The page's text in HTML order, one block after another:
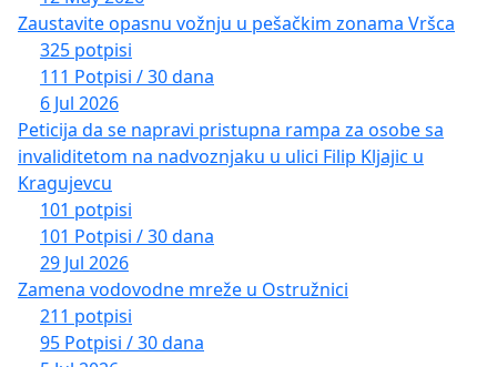
Zaustavite opasnu vožnju u pešačkim zonama Vršca
325 potpisi
111 Potpisi / 30 dana
6 Jul 2026
Peticija da se napravi pristupna rampa za osobe sa
invaliditetom na nadvoznjaku u ulici Filip Kljajic u
Kragujevcu
101 potpisi
101 Potpisi / 30 dana
29 Jul 2026
Zamena vodovodne mreže u Ostružnici
211 potpisi
95 Potpisi / 30 dana